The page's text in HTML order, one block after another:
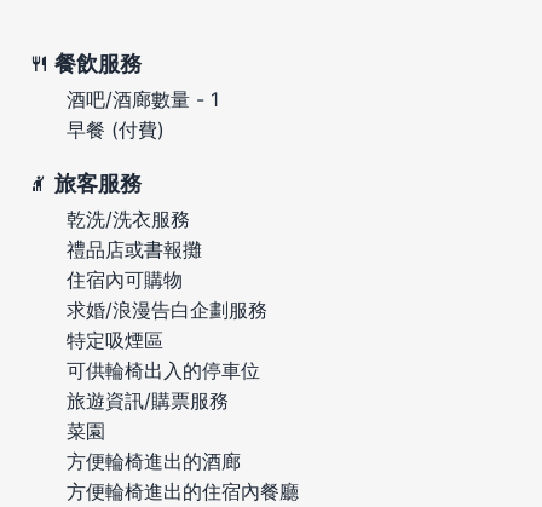
餐飲服務
酒吧/酒廊數量 - 1
早餐 (付費)
旅客服務
乾洗/洗衣服務
禮品店或書報攤
住宿內可購物
求婚/浪漫告白企劃服務
特定吸煙區
可供輪椅出入的停車位
旅遊資訊/購票服務
菜園
方便輪椅進出的酒廊
方便輪椅進出的住宿內餐廳